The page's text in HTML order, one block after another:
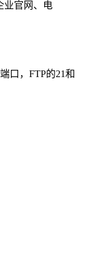
业官网、电
口，FTP的21和